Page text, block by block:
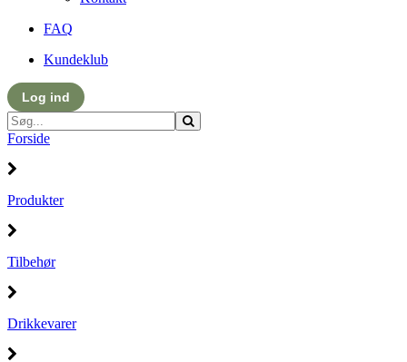
FAQ
Kundeklub
Log ind
Forside
Produkter
Tilbehør
Drikkevarer